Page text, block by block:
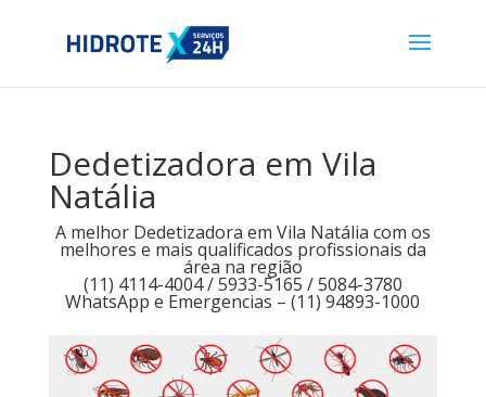
Dedetizadora em Vila
Natália
A melhor Dedetizadora em Vila Natália com os
melhores e mais qualificados profissionais da
área na região
(11) 4114-4004 / 5933-5165 / 5084-3780
WhatsApp e Emergencias – (11) 94893-1000